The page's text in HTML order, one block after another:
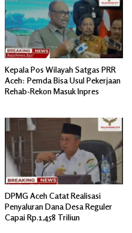
Kepala Pos Wilayah Satgas PRR
Aceh: Pemda Bisa Usul Pekerjaan
Rehab-Rekon Masuk Inpres
DPMG Aceh Catat Realisasi
Penyaluran Dana Desa Reguler
Capai Rp.1,458 Triliun